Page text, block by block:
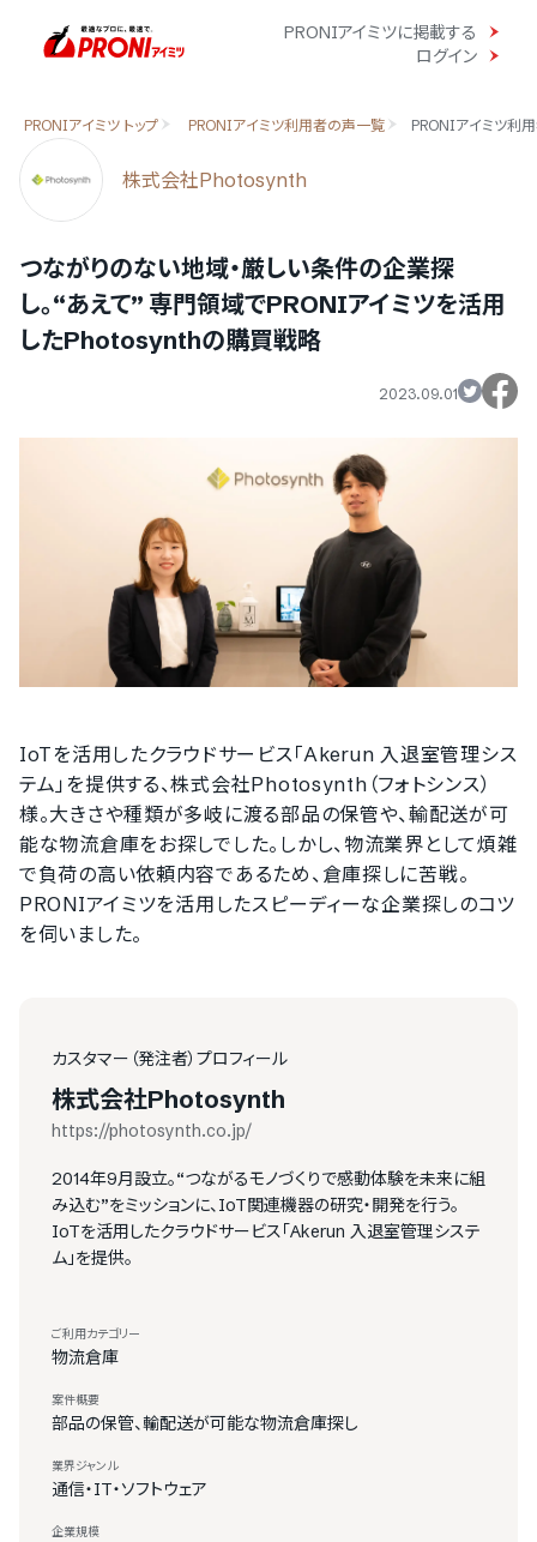
ログイン
PRONIアイミツに掲載する
PRONIアイミツ トップ PRONIアイミツ利用者の声一覧 PRONIアイミツ利
株式会社Photosynth
つながりのない地域・厳しい条件の企業探
し。“あえて” 専門領域でPRONIアイミツを活用
したPhotosynthの購買戦略
2023.09.01
IoTを活用したクラウドサービス「Akerun 入退室管理シス
テム」を提供する、株式会社Photosynth（フォトシンス）
様。大きさや種類が多岐に渡る部品の保管や、輸配送が可
能な物流倉庫をお探しでした。しかし、物流業界として煩雑
で負荷の高い依頼内容であるため、倉庫探しに苦戦。
PRONIアイミツを活用したスピーディーな企業探しのコツ
を伺いました。
カスタマー（発注者）プロフィール
株式会社Photosynth
https://photosynth.co.jp/
2014年9月設立。“つながるモノづくりで感動体験を未来に組
み込む”をミッションに、IoT関連機器の研究・開発を行う。
IoTを活用したクラウドサービス「Akerun 入退室管理システ
ム」を提供。
ご利用カテゴリー
物流倉庫
案件概要
部品の保管、輸配送が可能な物流倉庫探し
業界ジャンル
通信・IT・ソフトウェア
企業規模